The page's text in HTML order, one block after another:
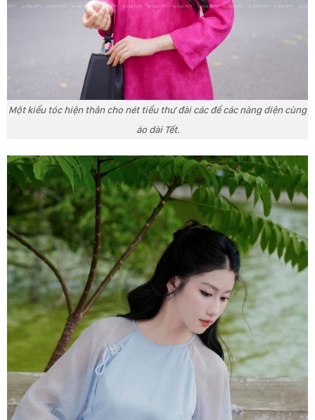
Một kiểu tóc hiện thân cho nét tiểu thư đài các để các nàng diện cùng
áo dài Tết.